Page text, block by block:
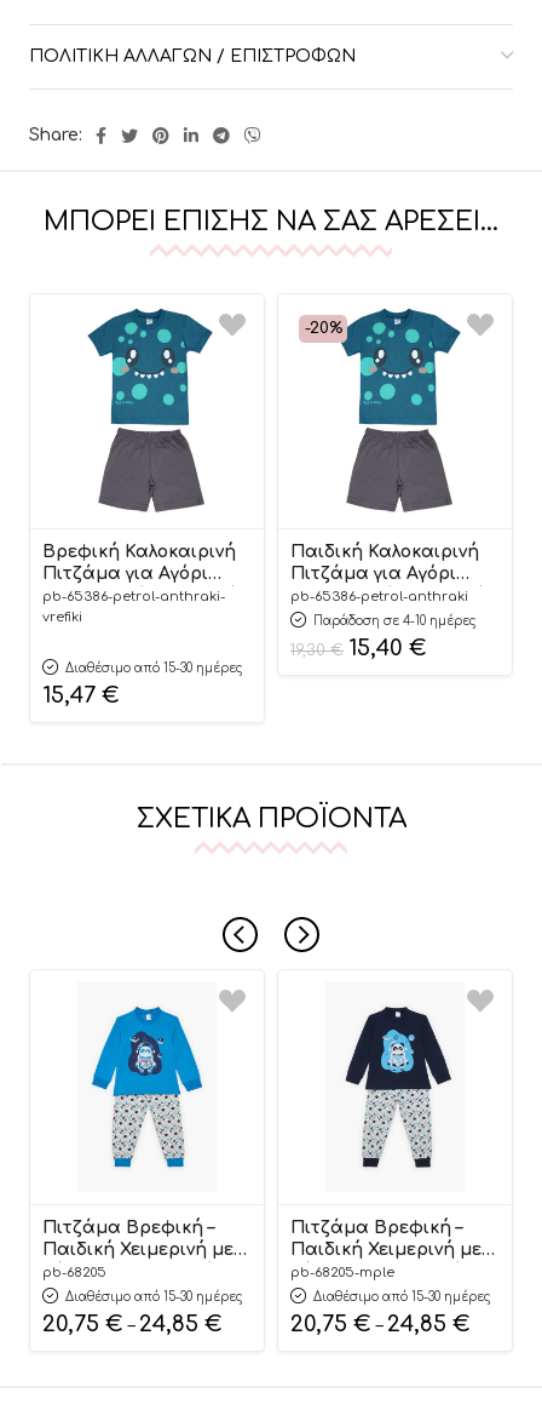
ΠΟΛΙΤΙΚΉ ΑΛΛΑΓΏΝ / ΕΠΙΣΤΡΟΦΏΝ
Share:
ΜΠΟΡΕΊ ΕΠΊΣΗΣ ΝΑ ΣΑΣ ΑΡΈΣΕΙ…
Βρεφική Καλοκαιρινή
Πιτζάμα για Αγόρι
Face Πετρόλ-Ανθρακί,
Ψιλή Πλέξη
Βαμβακερή 100% –
Pretty Baby
pb-65386-petrol-anthraki-
vrefiki
Διαθέσιμο από 15-30 ημέρες
15,47 €
-20%
Παιδική Καλοκαιρινή
Πιτζάμα για Αγόρι
Face Πετρόλ-Ανθρακί,
Ψιλή Πλέξη
Υφάσματος,
Βαμβακερή 100% –
pb-65386-petrol-anthraki
Παράδοση σε 4-10 ημέρες
19,30€ 15,40 €
ΣΧΕΤΙΚΆ ΠΡΟΪΌΝΤΑ
Πιτζάμα Βρεφική –
Παιδική Χειμερινή με
Τύπωμα Αστροναύτης
Μπλέ Βαμβακερή 100%
| Pretty Baby
pb-68205
Διαθέσιμο από 15-30 ημέρες
20,75 € – 24,85 €
Πιτζάμα Βρεφική –
Παιδική Χειμερινή με
Τύπωμα Αστροναύτης
Μπλέ Βαμβακερή 100%
| Pretty Baby
pb-68205-mple
Διαθέσιμο από 15-30 ημέρες
20,75 € – 24,85 €